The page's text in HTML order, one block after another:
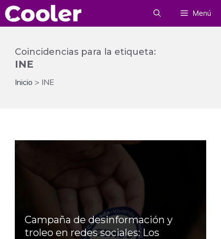
Saltar
al
Menú
Coincidencias para la etiqueta:
INE
Inicio > INE
Campaña de desinformación y
troleo en redes sociales: Los